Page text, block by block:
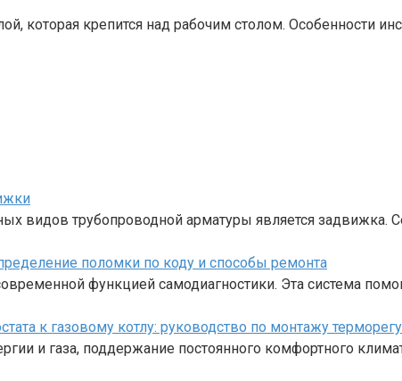
которая крепится над рабочим столом. Особенности
видов трубопроводной арматуры является задвижка.
поломки по коду и способы ремонта
функцией самодиагностики. Эта система
к газовому котлу: руководство по монтажу
и газа, поддержание постоянного комфортного